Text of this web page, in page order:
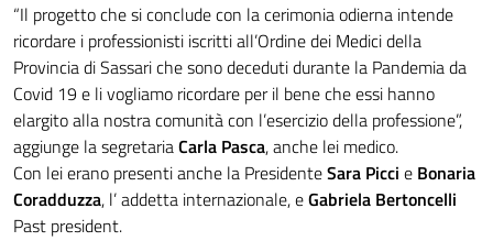
“Il progetto che si conclude con la cerimonia odierna intende
ricordare i professionisti iscritti all’Ordine dei Medici della
Provincia di Sassari che sono deceduti durante la Pandemia da
Covid 19 e li vogliamo ricordare per il bene che essi hanno
elargito alla nostra comunità con l’esercizio della professione”,
aggiunge la segretariaCarla Pasca, anche lei medico.
Con lei erano presenti anche la PresidenteSara Picci e Bonaria
Coradduzza, l’ addetta internazionale, eGabriela Bertoncelli
Past president.